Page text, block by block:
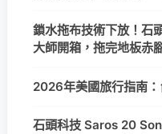
鎖水拖布技術下放！石
大師開箱，拖完地板赤
2026年美國旅行指南
石頭科技 Saros 20